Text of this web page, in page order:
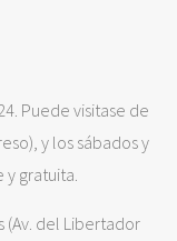
Puede visitase de
y los sábados y
y gratuita.
(Av. del Libertador